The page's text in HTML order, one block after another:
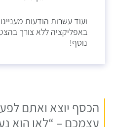
ועוד עשרות הודעות
באפליקציה ללא צורך
נוסף!
הכסף יוצא ואתם
עצמכם – “לאן הוא